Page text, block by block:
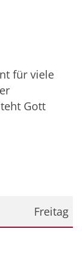
für viele
Gott
Freitag